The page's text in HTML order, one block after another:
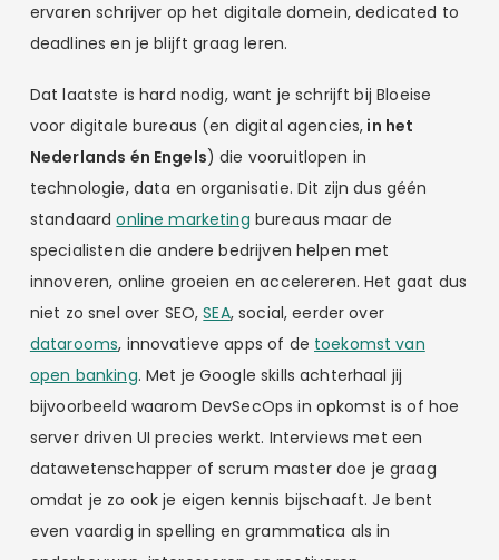
ervaren schrijver op het digitale domein, dedicated to
deadlines en je blijft graag leren.
Dat laatste is hard nodig, want je schrijft bij Bloeise
voor digitale bureaus (en digital agencies, in het
Nederlands én Engels) die vooruitlopen in
technologie, data en organisatie. Dit zijn dus géén
standaardonline marketing bureaus maar de
specialisten die andere bedrijven helpen met
innoveren, online groeien en accelereren. Het gaat dus
niet zo snel over SEO,SEA, social, eerder over
datarooms, innovatieve apps of de toekomst van
open banking. Met je Google skills achterhaal jij
bijvoorbeeld waarom DevSecOps in opkomst is of hoe
server driven UI precies werkt. Interviews met een
datawetenschapper of scrum master doe je graag
omdat je zo ook je eigen kennis bijschaaft. Je bent
even vaardig in spelling en grammatica als in